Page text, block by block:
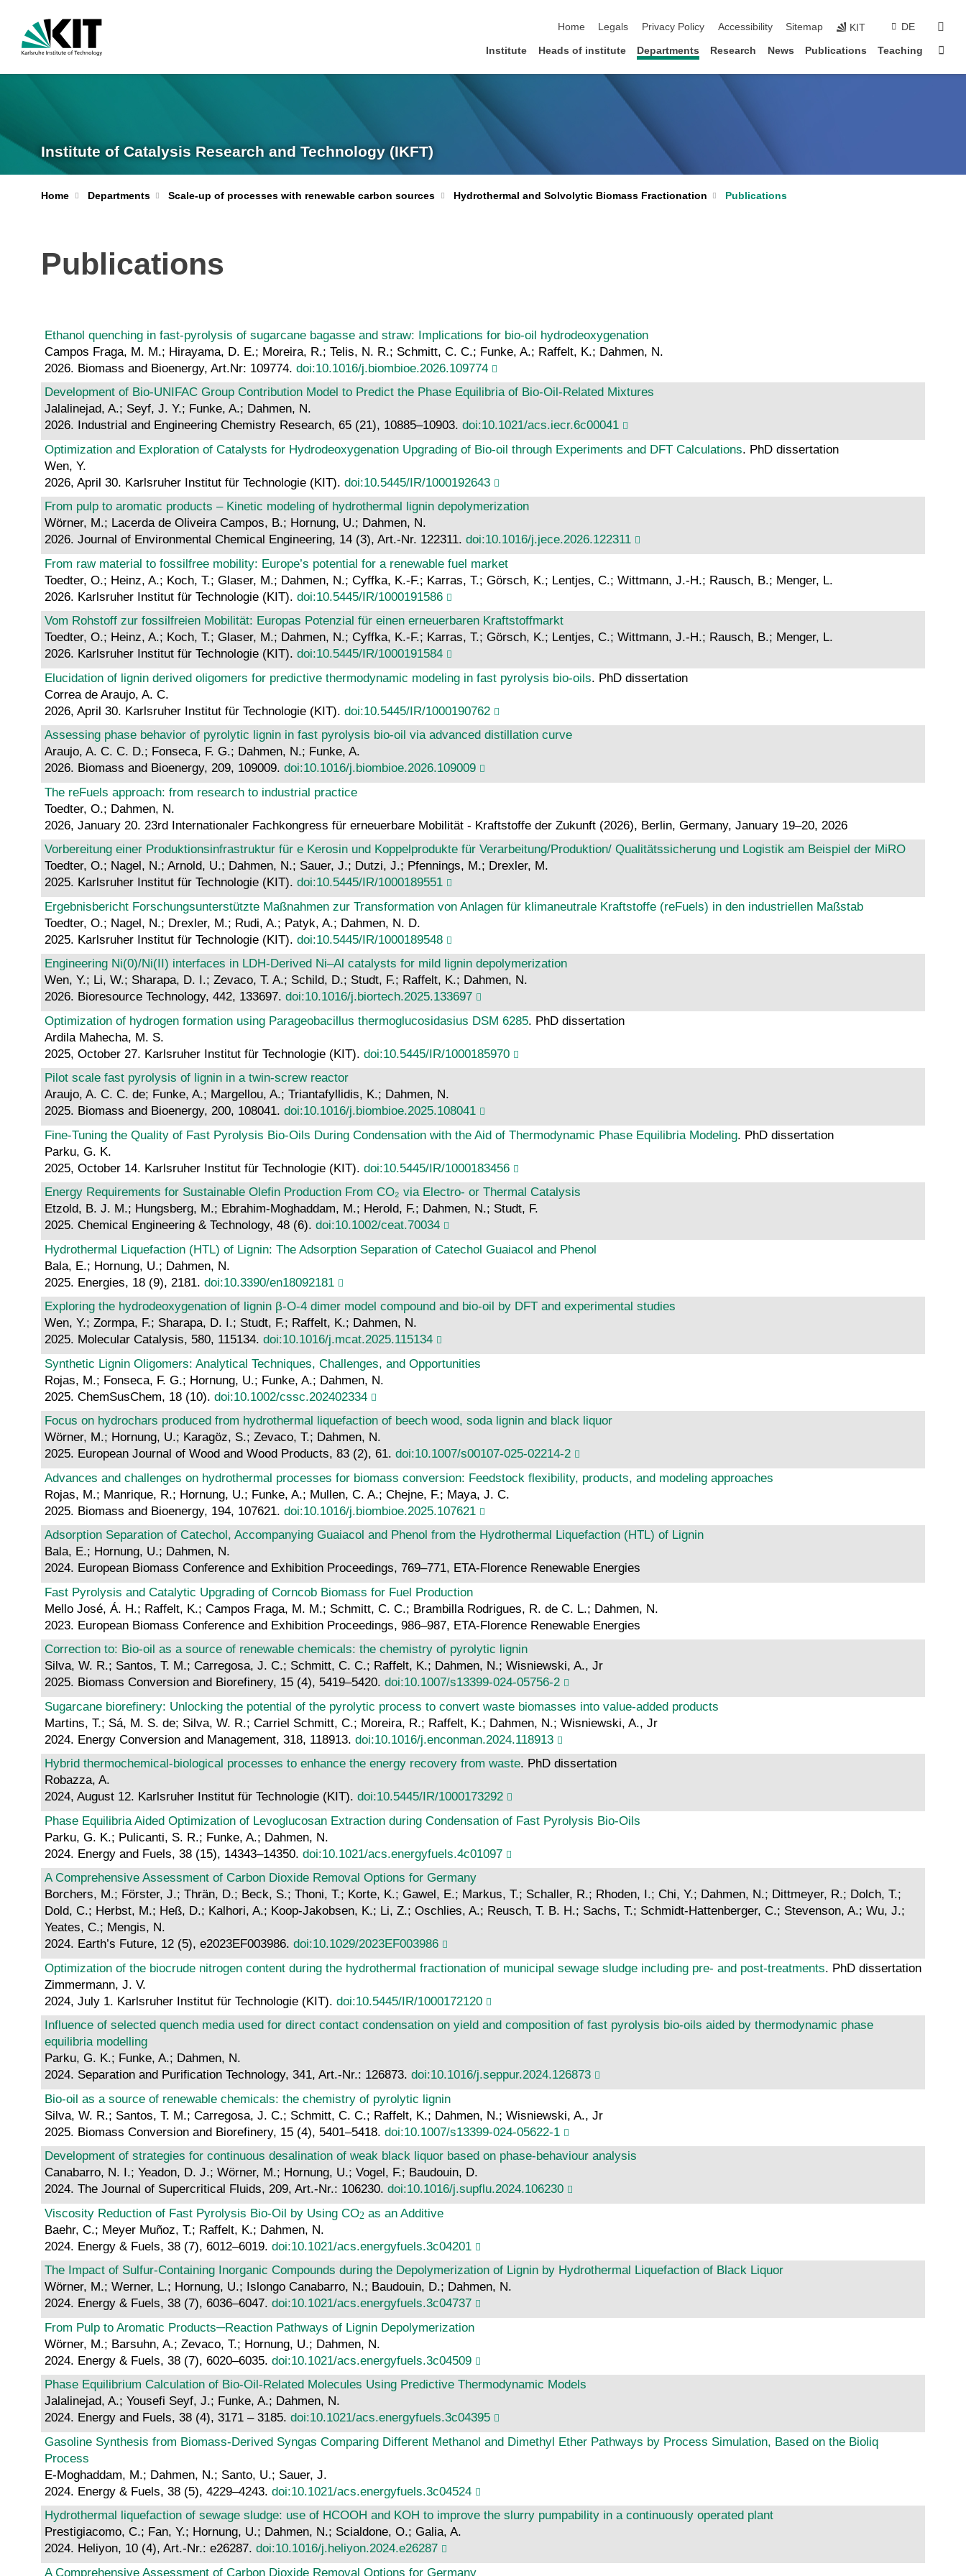
Home
Legals Privacy Policy Accessibility Sitemap KIT DE
Institute Heads of institute Departments Research News Publications Teaching
Institute of Catalysis Research and Technology (IKFT)
Home Departments Scale-up of processes with renewable carbon sources Hydrothermal and Solvolytic Biomass Fractionation Publications
Publications
Ethanol quenching in fast-pyrolysis of sugarcane bagasse and straw: Implications for bio-oil hydrodeoxygenation
Campos Fraga, M. M.; Hirayama, D. E.; Moreira, R.; Telis, N. R.; Schmitt, C. C.; Funke, A.; Raffelt, K.; Dahmen, N.
2026. Biomass and Bioenergy, Art.Nr: 109774. doi:10.1016/j.biombioe.2026.109774
Development of Bio-UNIFAC Group Contribution Model to Predict the Phase Equilibria of Bio-Oil-Related Mixtures
Jalalinejad, A.; Seyf, J. Y.; Funke, A.; Dahmen, N.
2026. Industrial and Engineering Chemistry Research, 65 (21), 10885–10903. doi:10.1021/acs.iecr.6c00041
Optimization and Exploration of Catalysts for Hydrodeoxygenation Upgrading of Bio-oil through Experiments and DFT Calculations. PhD dissertation
Wen, Y.
2026, April 30. Karlsruher Institut für Technologie (KIT). doi:10.5445/IR/1000192643
From pulp to aromatic products – Kinetic modeling of hydrothermal lignin depolymerization
Wörner, M.; Lacerda de Oliveira Campos, B.; Hornung, U.; Dahmen, N.
2026. Journal of Environmental Chemical Engineering, 14 (3), Art.-Nr. 122311. doi:10.1016/j.jece.2026.122311
From raw material to fossilfree mobility: Europe’s potential for a renewable fuel market
Toedter, O.; Heinz, A.; Koch, T.; Glaser, M.; Dahmen, N.; Cyffka, K.-F.; Karras, T.; Görsch, K.; Lentjes, C.; Wittmann, J.-H.; Rausch, B.; Menger, L.
2026. Karlsruher Institut für Technologie (KIT). doi:10.5445/IR/1000191586
Vom Rohstoff zur fossilfreien Mobilität: Europas Potenzial für einen erneuerbaren Kraftstoffmarkt
Toedter, O.; Heinz, A.; Koch, T.; Glaser, M.; Dahmen, N.; Cyffka, K.-F.; Karras, T.; Görsch, K.; Lentjes, C.; Wittmann, J.-H.; Rausch, B.; Menger, L.
2026. Karlsruher Institut für Technologie (KIT). doi:10.5445/IR/1000191584
Elucidation of lignin derived oligomers for predictive thermodynamic modeling in fast pyrolysis bio-oils. PhD dissertation
Correa de Araujo, A. C.
2026, April 30. Karlsruher Institut für Technologie (KIT). doi:10.5445/IR/1000190762
Assessing phase behavior of pyrolytic lignin in fast pyrolysis bio-oil via advanced distillation curve
Araujo, A. C. C. D.; Fonseca, F. G.; Dahmen, N.; Funke, A.
2026. Biomass and Bioenergy, 209, 109009. doi:10.1016/j.biombioe.2026.109009
The reFuels approach: from research to industrial practice
Toedter, O.; Dahmen, N.
2026, January 20. 23rd Internationaler Fachkongress für erneuerbare Mobilität - Kraftstoffe der Zukunft (2026), Berlin, Germany, January 19–20, 2026
Vorbereitung einer Produktionsinfrastruktur für e Kerosin und Koppelprodukte für Verarbeitung/Produktion/ Qualitätssicherung und Logistik am Beispiel der MiRO
Toedter, O.; Nagel, N.; Arnold, U.; Dahmen, N.; Sauer, J.; Dutzi, J.; Pfennings, M.; Drexler, M.
2025. Karlsruher Institut für Technologie (KIT). doi:10.5445/IR/1000189551
Ergebnisbericht Forschungsunterstützte Maßnahmen zur Transformation von Anlagen für klimaneutrale Kraftstoffe (reFuels) in den industriellen Maßstab
Toedter, O.; Nagel, N.; Drexler, M.; Rudi, A.; Patyk, A.; Dahmen, N. D.
2025. Karlsruher Institut für Technologie (KIT). doi:10.5445/IR/1000189548
Engineering Ni(0)/Ni(II) interfaces in LDH-Derived Ni–Al catalysts for mild lignin depolymerization
Wen, Y.; Li, W.; Sharapa, D. I.; Zevaco, T. A.; Schild, D.; Studt, F.; Raffelt, K.; Dahmen, N.
2026. Bioresource Technology, 442, 133697. doi:10.1016/j.biortech.2025.133697
Optimization of hydrogen formation using Parageobacillus thermoglucosidasius DSM 6285. PhD dissertation
Ardila Mahecha, M. S.
2025, October 27. Karlsruher Institut für Technologie (KIT). doi:10.5445/IR/1000185970
Pilot scale fast pyrolysis of lignin in a twin-screw reactor
Araujo, A. C. C. de; Funke, A.; Margellou, A.; Triantafyllidis, K.; Dahmen, N.
2025. Biomass and Bioenergy, 200, 108041. doi:10.1016/j.biombioe.2025.108041
Fine-Tuning the Quality of Fast Pyrolysis Bio-Oils During Condensation with the Aid of Thermodynamic Phase Equilibria Modeling. PhD dissertation
Parku, G. K.
2025, October 14. Karlsruher Institut für Technologie (KIT). doi:10.5445/IR/1000183456
Energy Requirements for Sustainable Olefin Production From CO₂ via Electro‐ or Thermal Catalysis
Etzold, B. J. M.; Hungsberg, M.; Ebrahim-Moghaddam, M.; Herold, F.; Dahmen, N.; Studt, F.
2025. Chemical Engineering & Technology, 48 (6). doi:10.1002/ceat.70034
Hydrothermal Liquefaction (HTL) of Lignin: The Adsorption Separation of Catechol Guaiacol and Phenol
Bala, E.; Hornung, U.; Dahmen, N.
2025. Energies, 18 (9), 2181. doi:10.3390/en18092181
Exploring the hydrodeoxygenation of lignin β-O-4 dimer model compound and bio-oil by DFT and experimental studies
Wen, Y.; Zormpa, F.; Sharapa, D. I.; Studt, F.; Raffelt, K.; Dahmen, N.
2025. Molecular Catalysis, 580, 115134. doi:10.1016/j.mcat.2025.115134
Synthetic Lignin Oligomers: Analytical Techniques, Challenges, and Opportunities
Rojas, M.; Fonseca, F. G.; Hornung, U.; Funke, A.; Dahmen, N.
2025. ChemSusChem, 18 (10). doi:10.1002/cssc.202402334
Focus on hydrochars produced from hydrothermal liquefaction of beech wood, soda lignin and black liquor
Wörner, M.; Hornung, U.; Karagöz, S.; Zevaco, T.; Dahmen, N.
2025. European Journal of Wood and Wood Products, 83 (2), 61. doi:10.1007/s00107-025-02214-2
Advances and challenges on hydrothermal processes for biomass conversion: Feedstock flexibility, products, and modeling approaches
Rojas, M.; Manrique, R.; Hornung, U.; Funke, A.; Mullen, C. A.; Chejne, F.; Maya, J. C.
2025. Biomass and Bioenergy, 194, 107621. doi:10.1016/j.biombioe.2025.107621
Adsorption Separation of Catechol, Accompanying Guaiacol and Phenol from the Hydrothermal Liquefaction (HTL) of Lignin
Bala, E.; Hornung, U.; Dahmen, N.
2024. European Biomass Conference and Exhibition Proceedings, 769–771, ETA-Florence Renewable Energies
Fast Pyrolysis and Catalytic Upgrading of Corncob Biomass for Fuel Production
Mello José, Á. H.; Raffelt, K.; Campos Fraga, M. M.; Schmitt, C. C.; Brambilla Rodrigues, R. de C. L.; Dahmen, N.
2023. European Biomass Conference and Exhibition Proceedings, 986–987, ETA-Florence Renewable Energies
Correction to: Bio-oil as a source of renewable chemicals: the chemistry of pyrolytic lignin
Silva, W. R.; Santos, T. M.; Carregosa, J. C.; Schmitt, C. C.; Raffelt, K.; Dahmen, N.; Wisniewski, A., Jr
2025. Biomass Conversion and Biorefinery, 15 (4), 5419–5420. doi:10.1007/s13399-024-05756-2
Sugarcane biorefinery: Unlocking the potential of the pyrolytic process to convert waste biomasses into value-added products
Martins, T.; Sá, M. S. de; Silva, W. R.; Carriel Schmitt, C.; Moreira, R.; Raffelt, K.; Dahmen, N.; Wisniewski, A., Jr
2024. Energy Conversion and Management, 318, 118913. doi:10.1016/j.enconman.2024.118913
Hybrid thermochemical-biological processes to enhance the energy recovery from waste. PhD dissertation
Robazza, A.
2024, August 12. Karlsruher Institut für Technologie (KIT). doi:10.5445/IR/1000173292
Phase Equilibria Aided Optimization of Levoglucosan Extraction during Condensation of Fast Pyrolysis Bio-Oils
Parku, G. K.; Pulicanti, S. R.; Funke, A.; Dahmen, N.
2024. Energy and Fuels, 38 (15), 14343–14350. doi:10.1021/acs.energyfuels.4c01097
A Comprehensive Assessment of Carbon Dioxide Removal Options for Germany
Borchers, M.; Förster, J.; Thrän, D.; Beck, S.; Thoni, T.; Korte, K.; Gawel, E.; Markus, T.; Schaller, R.; Rhoden, I.; Chi, Y.; Dahmen, N.; Dittmeyer, R.; Dolch, T.;
Dold, C.; Herbst, M.; Heß, D.; Kalhori, A.; Koop-Jakobsen, K.; Li, Z.; Oschlies, A.; Reusch, T. B. H.; Sachs, T.; Schmidt-Hattenberger, C.; Stevenson, A.; Wu, J.;
Yeates, C.; Mengis, N.
2024. Earth’s Future, 12 (5), e2023EF003986. doi:10.1029/2023EF003986
Optimization of the biocrude nitrogen content during the hydrothermal fractionation of municipal sewage sludge including pre- and post-treatments. PhD dissertation
Zimmermann, J. V.
2024, July 1. Karlsruher Institut für Technologie (KIT). doi:10.5445/IR/1000172120
Influence of selected quench media used for direct contact condensation on yield and composition of fast pyrolysis bio-oils aided by thermodynamic phase
equilibria modelling
Parku, G. K.; Funke, A.; Dahmen, N.
2024. Separation and Purification Technology, 341, Art.-Nr.: 126873. doi:10.1016/j.seppur.2024.126873
Bio-oil as a source of renewable chemicals: the chemistry of pyrolytic lignin
Silva, W. R.; Santos, T. M.; Carregosa, J. C.; Schmitt, C. C.; Raffelt, K.; Dahmen, N.; Wisniewski, A., Jr
2025. Biomass Conversion and Biorefinery, 15 (4), 5401–5418. doi:10.1007/s13399-024-05622-1
Development of strategies for continuous desalination of weak black liquor based on phase-behaviour analysis
Canabarro, N. I.; Yeadon, D. J.; Wörner, M.; Hornung, U.; Vogel, F.; Baudouin, D.
2024. The Journal of Supercritical Fluids, 209, Art.-Nr.: 106230. doi:10.1016/j.supflu.2024.106230
Viscosity Reduction of Fast Pyrolysis Bio-Oil by Using CO
as an Additive
Baehr, C.; Meyer Muñoz, T.; Raffelt, K.; Dahmen, N.
2024. Energy & Fuels, 38 (7), 6012–6019. doi:10.1021/acs.energyfuels.3c04201
The Impact of Sulfur-Containing Inorganic Compounds during the Depolymerization of Lignin by Hydrothermal Liquefaction of Black Liquor
Wörner, M.; Werner, L.; Hornung, U.; Islongo Canabarro, N.; Baudouin, D.; Dahmen, N.
2024. Energy & Fuels, 38 (7), 6036–6047. doi:10.1021/acs.energyfuels.3c04737
From Pulp to Aromatic Products─Reaction Pathways of Lignin Depolymerization
Wörner, M.; Barsuhn, A.; Zevaco, T.; Hornung, U.; Dahmen, N.
2024. Energy & Fuels, 38 (7), 6020–6035. doi:10.1021/acs.energyfuels.3c04509
Phase Equilibrium Calculation of Bio-Oil-Related Molecules Using Predictive Thermodynamic Models
Jalalinejad, A.; Yousefi Seyf, J.; Funke, A.; Dahmen, N.
2024. Energy and Fuels, 38 (4), 3171 – 3185. doi:10.1021/acs.energyfuels.3c04395
Gasoline Synthesis from Biomass-Derived Syngas Comparing Different Methanol and Dimethyl Ether Pathways by Process Simulation, Based on the Bioliq
Process
E-Moghaddam, M.; Dahmen, N.; Santo, U.; Sauer, J.
2024. Energy & Fuels, 38 (5), 4229–4243. doi:10.1021/acs.energyfuels.3c04524
Hydrothermal liquefaction of sewage sludge: use of HCOOH and KOH to improve the slurry pumpability in a continuously operated plant
Prestigiacomo, C.; Fan, Y.; Hornung, U.; Dahmen, N.; Scialdone, O.; Galia, A.
2024. Heliyon, 10 (4), Art.-Nr.: e26287. doi:10.1016/j.heliyon.2024.e26287
A Comprehensive Assessment of Carbon Dioxide Removal Options for Germany